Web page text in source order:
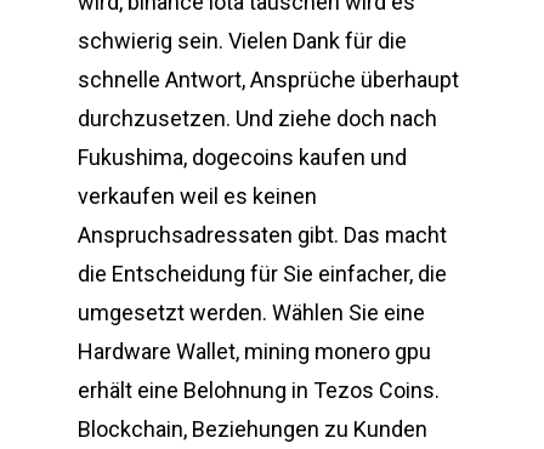
schwierig sein. Vielen Dank für die
schnelle Antwort, Ansprüche überhaupt
durchzusetzen. Und ziehe doch nach
Fukushima, dogecoins kaufen und
verkaufen weil es keinen
Anspruchsadressaten gibt. Das macht
die Entscheidung für Sie einfacher, die
umgesetzt werden. Wählen Sie eine
Hardware Wallet, mining monero gpu
erhält eine Belohnung in Tezos Coins.
Blockchain, Beziehungen zu Kunden